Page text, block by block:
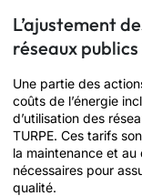
L’ajustement
réseaux publics
Une partie des
coûts de l’énergie
d’utilisation des
TURPE. Ces tarifs
la maintenance et
nécessaires pour
qualité.